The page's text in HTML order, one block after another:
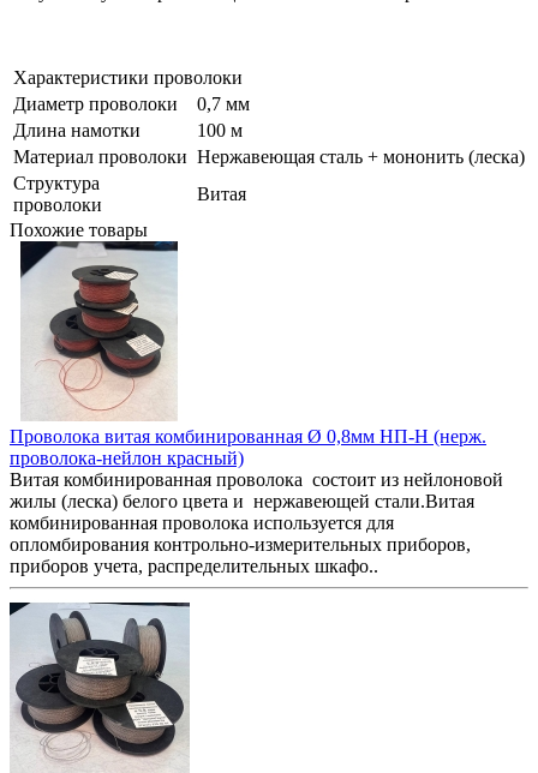
Характеристики проволоки
Диаметр проволоки
0,7 мм
Длина намотки
100 м
Материал проволоки Нержавеющая сталь + мононить (леска)
Структура
проволоки
Витая
Похожие товары
Проволока витая комбинированная Ø 0,8мм НП-Н (нерж.
проволока-нейлон красный)
Витая комбинированная проволока состоит из нейлоновой
жилы (леска) белого цвета и нержавеющей стали.Витая
комбинированная проволока используется для
опломбирования контрольно-измерительных приборов,
приборов учета, распределительных шкафо..